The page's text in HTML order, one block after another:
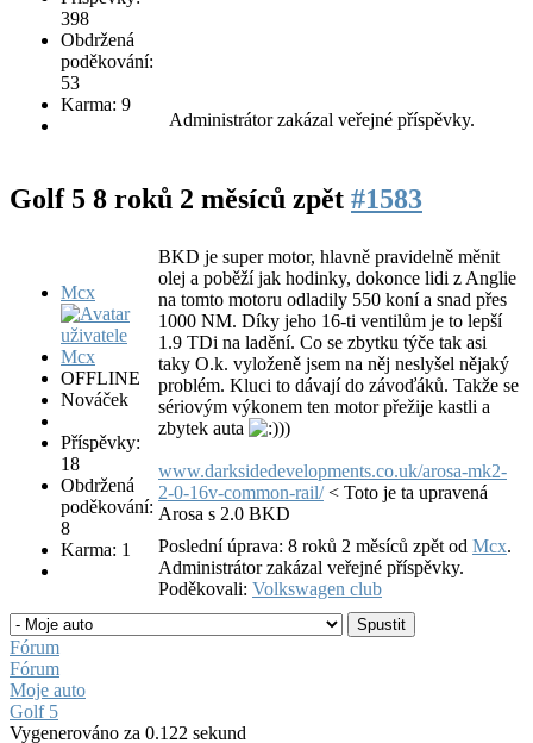
398
Obdržená
poděkování:
53
Karma: 9
Administrátor zakázal veřejné příspěvky.
Golf 5 8 roků 2 měsíců zpět #1583
Mcx
OFFLINE
Nováček
Příspěvky:
18
Obdržená
poděkování:
8
Karma: 1
BKD je super motor, hlavně pravidelně měnit
olej a poběží jak hodinky, dokonce lidi z Anglie
na tomto motoru odladily 550 koní a snad přes
1000 NM. Díky jeho 16-ti ventilům je to lepší
1.9 TDi na ladění. Co se zbytku týče tak asi
taky O.k. vyloženě jsem na něj neslyšel nějaký
problém. Kluci to dávají do závoďáků. Takže se
sériovým výkonem ten motor přežije kastli a
zbytek auta
))
www.darksidedevelopments.co.uk/arosa-mk2-
2-0-16v-common-rail/< Toto je ta upravená
Arosa s 2.0 BKD
Poslední úprava: 8 roků 2 měsíců zpět od Mcx.
Administrátor zakázal veřejné příspěvky.
Poděkovali: Volkswagen club
Fórum
Fórum
Moje auto
Golf 5
Vygenerováno za 0.122 sekund